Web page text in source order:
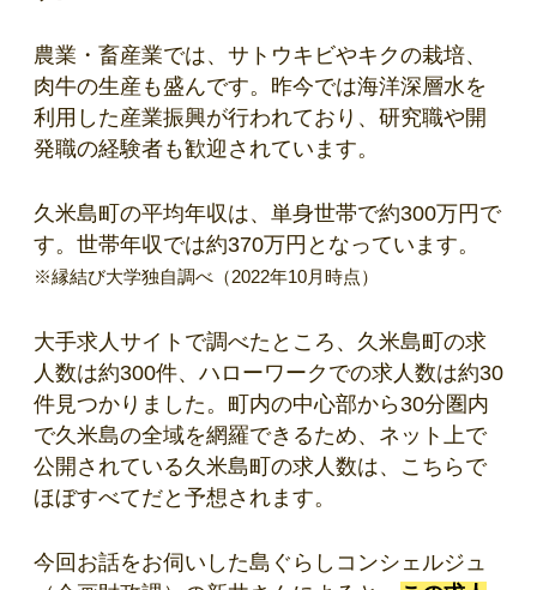
農業・畜産業では、サトウキビやキクの栽培、
肉牛の生産も盛んです。昨今では海洋深層水を
利用した産業振興が行われており、研究職や開
発職の経験者も歓迎されています。
久米島町の平均年収は、単身世帯で約300万円で
す。世帯年収では約370万円となっています。
※縁結び大学独自調べ（2022年10月時点）
大手求人サイトで調べたところ、久米島町の求
人数は約300件、ハローワークでの求人数は約30
件見つかりました。町内の中心部から30分圏内
で久米島の全域を網羅できるため、ネット上で
公開されている久米島町の求人数は、こちらで
ほぼすべてだと予想されます。
今回お話をお伺いした島ぐらしコンシェルジュ